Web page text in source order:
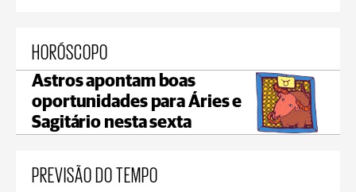
HORÓSCOPO
Astros apontam boas
oportunidades para Áries e
Sagitário nesta sexta
PREVISÃO DO TEMPO